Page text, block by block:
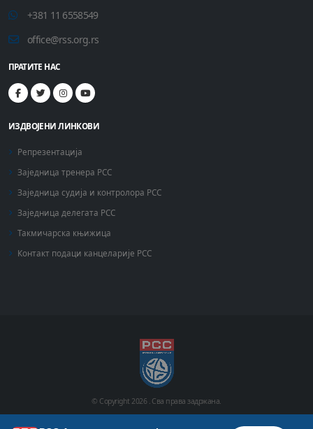
+381 11 6558549
office@rss.org.rs
ПРАТИТЕ НАС
ИЗДВОЈЕНИ ЛИНКОВИ
Репрезентација
Заједница тренера РСС
Заједница судија и контролора РСС
Заједница делегата РСС
Такмичарска књижица
Контакт подаци канцеларије РСС
© Copyright2026 . Сва права задржана.